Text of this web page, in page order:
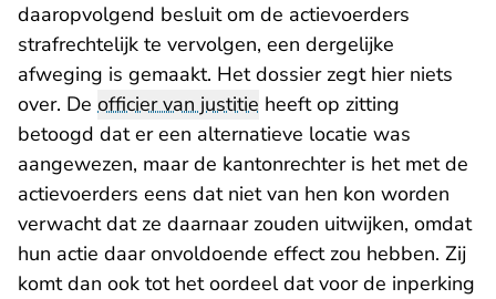
daaropvolgend besluit om de actievoerders
strafrechtelijk te vervolgen, een dergelijke
afweging is gemaakt. Het dossier zegt hier niets
over. De officier van justitie heeft op zitting
betoogd dat er een alternatieve locatie was
aangewezen, maar de kantonrechter is het met de
actievoerders eens dat niet van hen kon worden
verwacht dat ze daarnaar zouden uitwijken, omdat
hun actie daar onvoldoende effect zou hebben. Zij
komt dan ook tot het oordeel dat voor de inperking